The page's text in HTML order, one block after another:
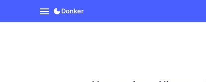
SpanjeVandaag is de
Donker